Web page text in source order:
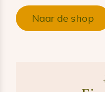
Naar de shop